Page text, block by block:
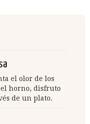
el olor de los
el horno, disfruto
de un plato.